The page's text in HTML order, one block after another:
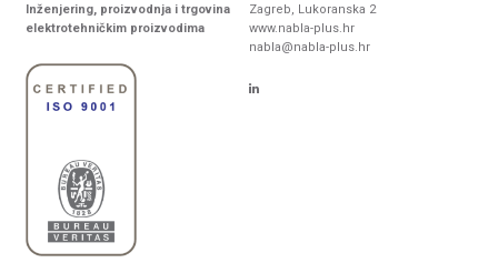
Inženjering, proizvodnja i trgovina
elektrotehničkim proizvodima
Zagreb, Lukoranska 2
www.nabla-plus.hr
nabla@nabla-plus.hr